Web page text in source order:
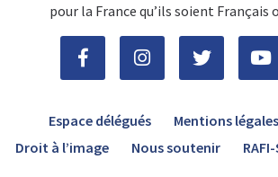
pour la France qu’ils soient Français
Espace délégués Mentions légales
Droit à l’image
Nous soutenir